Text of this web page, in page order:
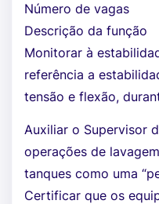
Número de vagas
Descrição da função
Monitorar à
referência a
tensão e flexão,
Auxiliar o Supervisor
operações de
tanques como uma
Certificar que os